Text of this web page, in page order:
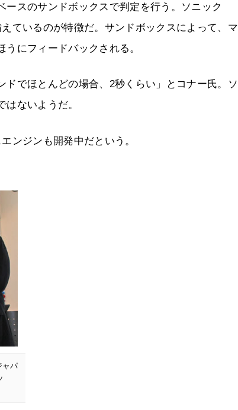
スのサンドボックスで判定を行う。ソニック
ているのが特徴だ。サンドボックスによって、マ
にフィードバックされる。
でほとんどの場合、2秒くらい」とコナー氏。ソ
ないようだ。
ンジンも開発中だという。
ャパ